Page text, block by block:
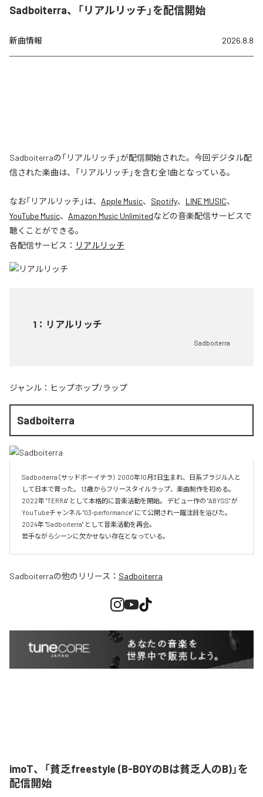
Sadboiterra、「リアルリッチ」を配信開始
新曲情報 2026.8.8
Sadboiterraの「リアルリッチ」が配信開始された。今回デジタル配
信された楽曲は、「リアルリッチ」を含む全1曲となっている。
なお「リアルリッチ 」は、 Apple Music、 Spotify、 LINE MUSIC、
YouTube Music、 Amazon Music Unlimitedなどの音楽配信サービスで
聴くことができる。
各配信サービス： リアルリッチ
1 ： リアルリッチ
Sadboiterra
ジャンル： ヒップホップ/ラップ
Sadboiterra
Sadboiterra（サッドボーイテラ） 2000年10月3日生まれ、日系ブラジル人と
して日本で育った。 13歳からフリースタイルラップ、楽曲制作を初める。
2022年 "TERRA" として本格的に音楽活動を開始。 デビュー作の "ABYSS" が
YouTubeチャンネル "03-performance" にて公開され一躍注目を浴びた。
2024年 "Sadboiterra" として音楽活動を再会。
若手ながらシーンに欠かせない存在となっている。
Sadboiterraの他のリリース： Sadboiterra
imoT、「貧乏freestyle (B-BOYのBは貧乏人のB)」を
配信開始